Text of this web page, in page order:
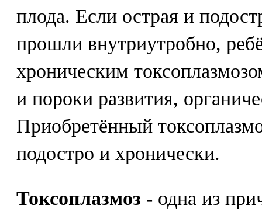
плода. Если острая и
прошли внутриутробно,
хроническим
и пороки развития,
Приобретённый
подостро и хронически.
Токсоплазмоз - одна из